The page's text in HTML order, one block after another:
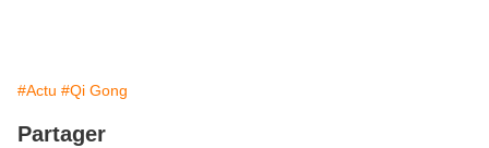
#Actu #Qi Gong
Partager